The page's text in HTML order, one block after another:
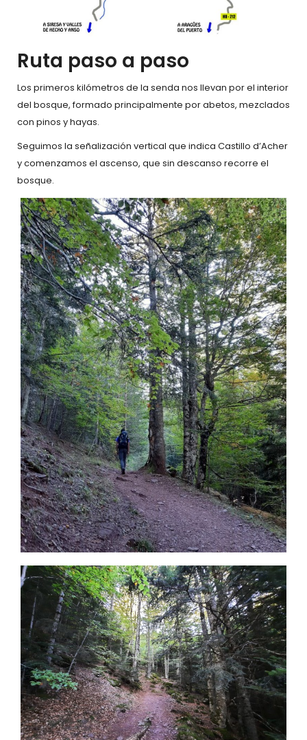
Ruta paso a paso
Los primeros kilómetros de la senda nos llevan por el interior
del bosque, formado principalmente por abetos, mezclados
con pinos y hayas.
Seguimos la señalización vertical que indica Castillo d’Acher
y comenzamos el ascenso, que sin descanso recorre el
bosque.